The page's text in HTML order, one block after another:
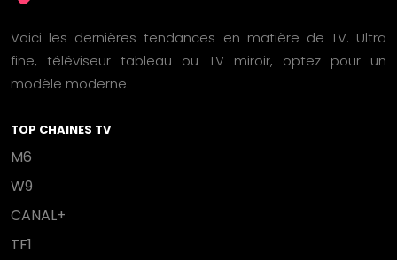
Voici les dernières tendances en matière de TV. Ultra
fine, téléviseur tableau ou TV miroir, optez pour un
modèle moderne.
TOP CHAINES TV
M6
W9
CANAL+
TF1